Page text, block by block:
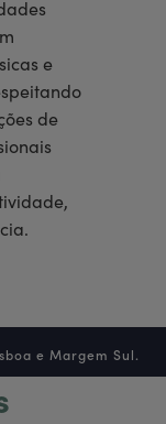
e
de
e Margem Sul.